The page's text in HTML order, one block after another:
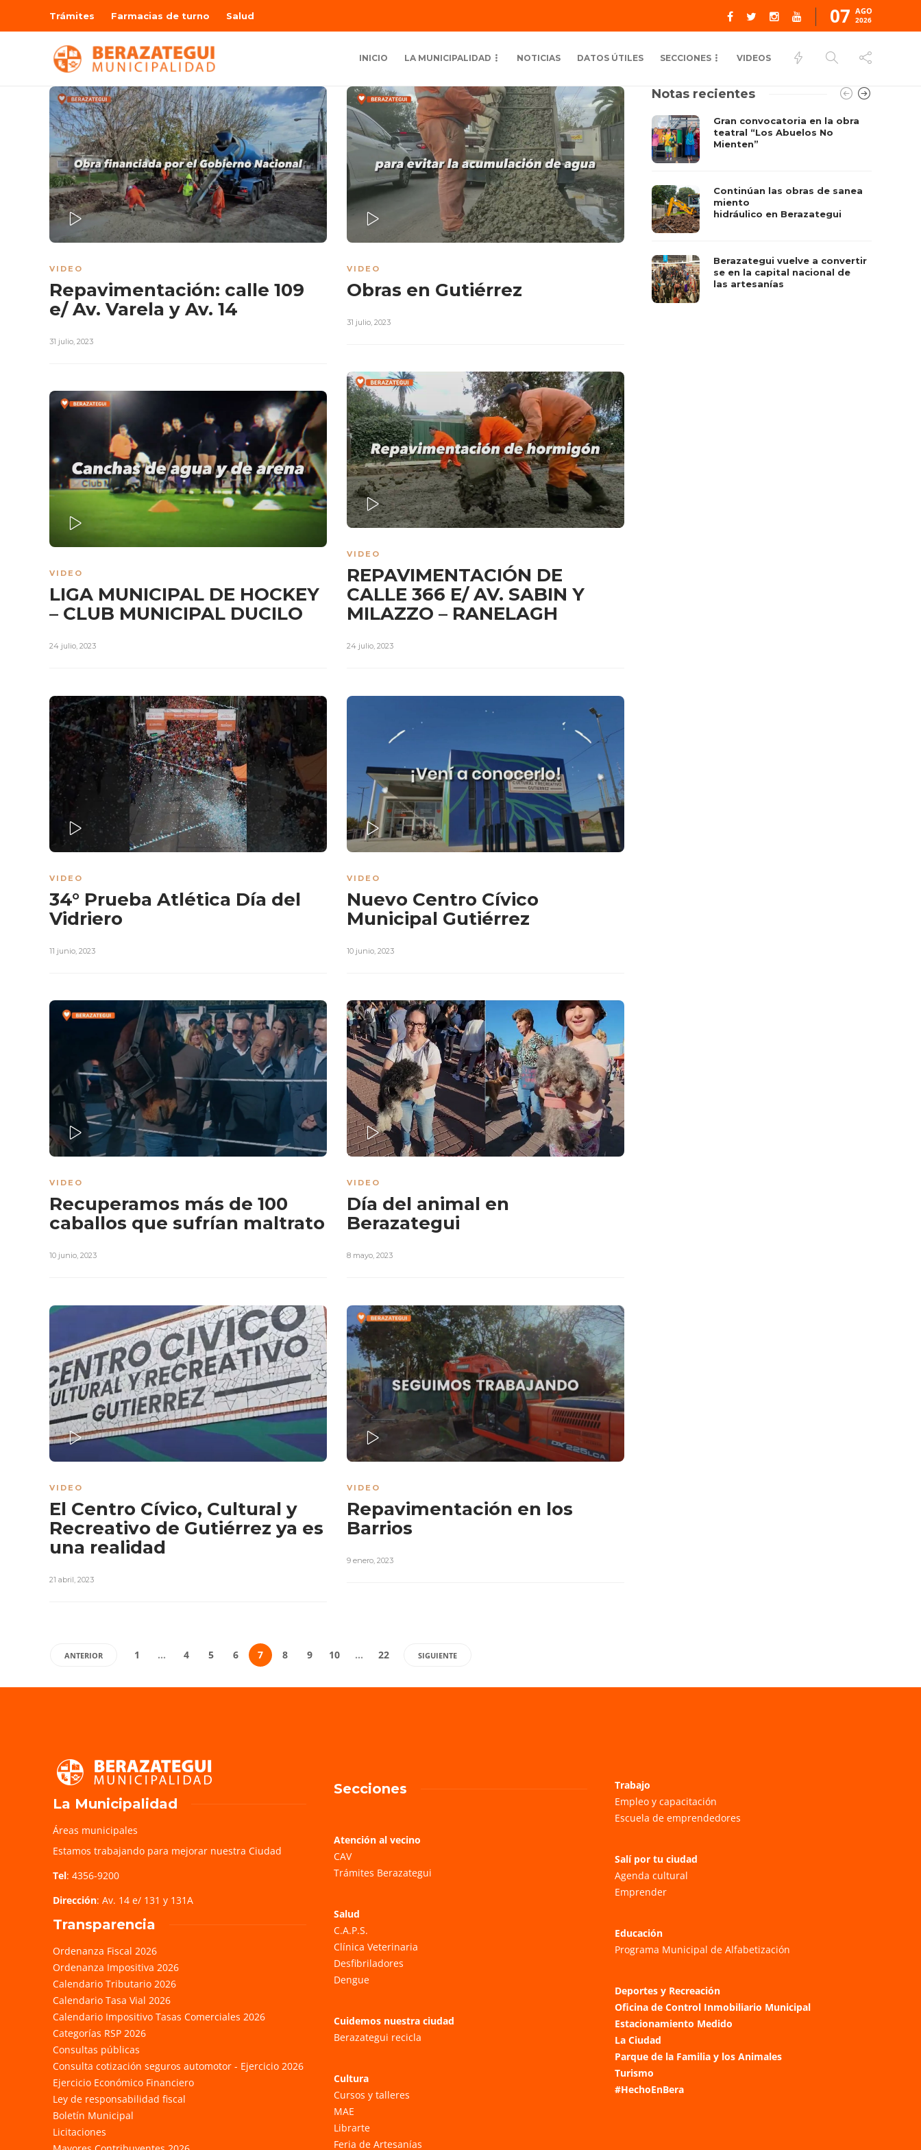
Trámites Farmacias de turno Salud 07 AGO
2026
INICIO LA MUNICIPALIDAD NOTICIAS DATOS ÚTILES SECCIONES VIDEOS
PLAY
VIDEO
Repavimentación: calle 109
e/ Av. Varela y Av. 14
31 julio, 2023
VIDEO
Obras en Gutiérrez
31 julio, 2023
PLAY
VIDEO
REPAVIMENTACIÓN DE
CALLE 366 E/ AV. SABIN Y
MILAZZO – RANELAGH
24 julio, 2023
VIDEO
LIGA MUNICIPAL DE HOCKEY
– CLUB MUNICIPAL DUCILO
24 julio, 2023
PLAY
VIDEO
34° Prueba Atlética Día del
Vidriero
11 junio, 2023
VIDEO
Nuevo Centro Cívico
Municipal Gutiérrez
10 junio, 2023
PLAY
VIDEO
Recuperamos más de 100
caballos que sufrían maltrato
10 junio, 2023
PLAY
VIDEO
Día del animal en
Berazategui
8 mayo, 2023
VIDEO
El Centro Cívico, Cultural y
Recreativo de Gutiérrez ya es
una realidad
21 abril, 2023
PLAY
VIDEO
Repavimentación en los
Barrios
9 enero, 2023
ANTERIOR 1 … 4 5 6 7 8 9 10 … 22 SIGUIENTE
Notas recientes
Gran convocatoria en la obra
teatral “Los Abuelos No
Mienten”
Continúan las obras de sanea
miento
hidráulico en Berazategui
Berazategui vuelve a convertir
se en la capital nacional de
las artesanías
La Municipalidad
Áreas municipales
Estamos trabajando para mejorar nuestra Ciudad
Tel: 4356-9200
Dirección: Av. 14 e/ 131 y 131A
Transparencia
Ordenanza Fiscal 2026
Ordenanza Impositiva 2026
Calendario Tributario 2026
Calendario Tasa Vial 2026
Calendario Impositivo Tasas Comerciales 2026
Categorías RSP 2026
Consultas públicas
Consulta cotización seguros automotor - Ejercicio 2026
Ejercicio Económico Financiero
Ley de responsabilidad fiscal
Boletín Municipal
Licitaciones
Secciones
Atención al vecino
CAV
Trámites Berazategui
Salud
C.A.P.S.
Clínica Veterinaria
Desfibriladores
Dengue
Cuidemos nuestra ciudad
Berazategui recicla
Cultura
Cursos y talleres
MAE
Librarte
Feria de Artesanías
Trabajo
Empleo y capacitación
Escuela de emprendedores
Salí por tu ciudad
Agenda cultural
Emprender
Educación
Programa Municipal de Alfabetización
Deportes y Recreación
Oficina de Control Inmobiliario Municipal
Estacionamiento Medido
La Ciudad
Parque de la Familia y los Animales
Turismo
#HechoEnBera